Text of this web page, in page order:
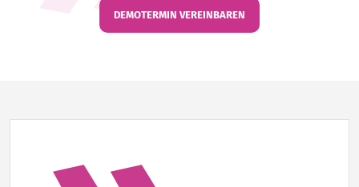
DEMOTERMIN VEREINBAREN